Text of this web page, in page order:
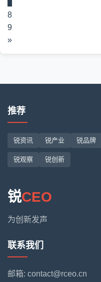
8
9
»
推荐
锐资讯 锐产业 锐品牌
锐观察 锐创新
锐CEO
为创新发声
联系我们
邮箱: contact@rceo.cn